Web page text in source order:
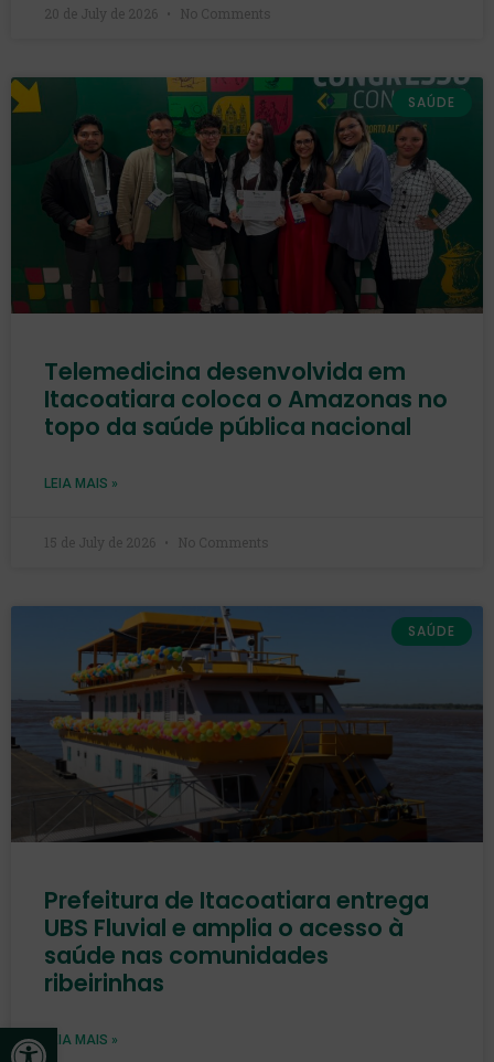
Open toolbar
20 de July de 2026 No Comments
SAÚDE
Telemedicina desenvolvida em
Itacoatiara coloca o Amazonas no
topo da saúde pública nacional
LEIA MAIS »
15 de July de 2026 No Comments
SAÚDE
Prefeitura de Itacoatiara entrega
UBS Fluvial e amplia o acesso à
saúde nas comunidades
ribeirinhas
LEIA MAIS »